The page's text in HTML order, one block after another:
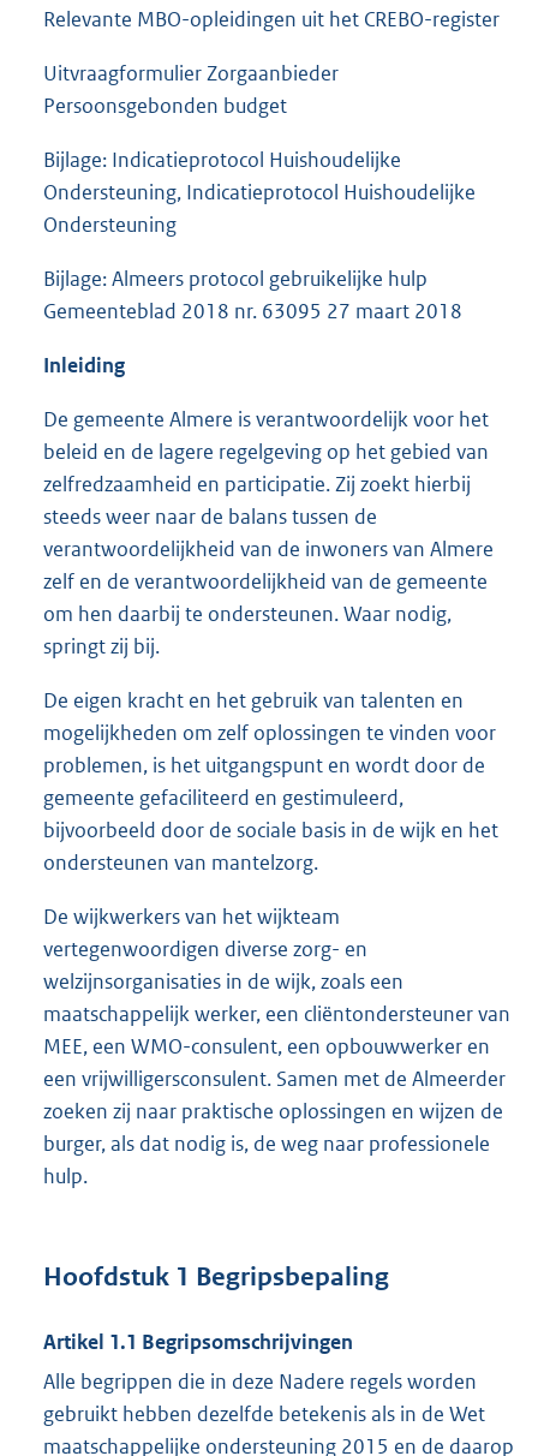
Relevante MBO-opleidingen uit het CREBO-register
Uitvraagformulier Zorgaanbieder
Persoonsgebonden budget
Bijlage: Indicatieprotocol Huishoudelijke
Ondersteuning, Indicatieprotocol Huishoudelijke
Ondersteuning
Bijlage: Almeers protocol gebruikelijke hulp
Gemeenteblad 2018 nr. 63095 27 maart 2018
Inleiding
De gemeente Almere is verantwoordelijk voor het
beleid en de lagere regelgeving op het gebied van
zelfredzaamheid en participatie. Zij zoekt hierbij
steeds weer naar de balans tussen de
verantwoordelijkheid van de inwoners van Almere
zelf en de verantwoordelijkheid van de gemeente
om hen daarbij te ondersteunen. Waar nodig,
springt zij bij.
De eigen kracht en het gebruik van talenten en
mogelijkheden om zelf oplossingen te vinden voor
problemen, is het uitgangspunt en wordt door de
gemeente gefaciliteerd en gestimuleerd,
bijvoorbeeld door de sociale basis in de wijk en het
ondersteunen van mantelzorg.
De wijkwerkers van het wijkteam
vertegenwoordigen diverse zorg- en
welzijnsorganisaties in de wijk, zoals een
maatschappelijk werker, een cliëntondersteuner van
MEE, een WMO-consulent, een opbouwwerker en
een vrijwilligersconsulent. Samen met de Almeerder
zoeken zij naar praktische oplossingen en wijzen de
burger, als dat nodig is, de weg naar professionele
hulp.
Hoofdstuk 1 Begripsbepaling
Artikel 1.1 Begripsomschrijvingen
Alle begrippen die in deze Nadere regels worden
gebruikt hebben dezelfde betekenis als in de Wet
maatschappelijke ondersteuning 2015 en de daarop